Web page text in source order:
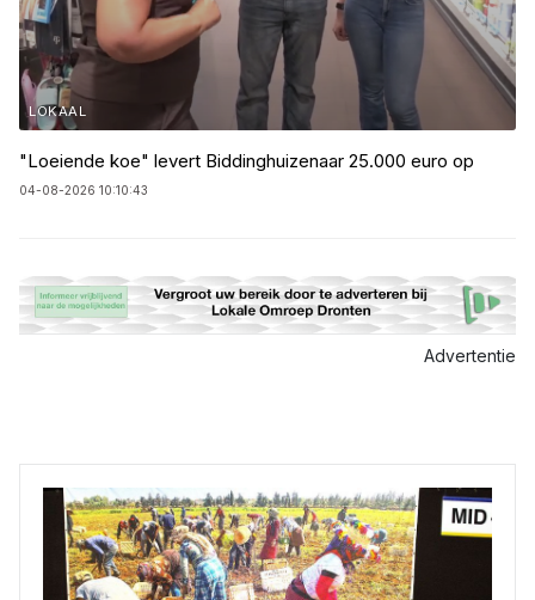
LOKAAL
"Loeiende koe" levert Biddinghuizenaar 25.000 euro op
04-08-2026 10:10:43
Advertentie